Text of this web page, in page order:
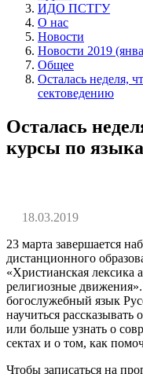
ИДО ПСТГУ
О нас
Новости
Новости 2019
Общее
Осталась неделя,
сектоведению
Осталась
курсы по
18.03.2019
23 марта завершается
дистанционного
«Христианская лексика
религиозные
богослужебный язык
научиться рассказывать
или больше узнать о
сектах и о том, как
Чтобы записаться на